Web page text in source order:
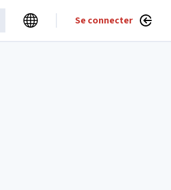
Se connecter